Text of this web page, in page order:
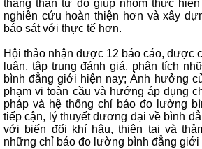
thẳng thắn từ đó giúp nhóm thực
nghiên cứu hoàn thiện hơn và xây
báo sát với thực tế hơn.
Hội thảo nhận được 12 báo cáo, được
luận, tập trung đánh giá, phân tích
bình đẳng giới hiện nay; Ảnh hưởng
phạm vi toàn cầu và hướng áp dụng
pháp và hệ thống chỉ báo đo lường
tiếp cận, lý thuyết đương đại về bình
với biến đổi khí hậu, thiên tai và
những chỉ báo đo lường bình đẳng